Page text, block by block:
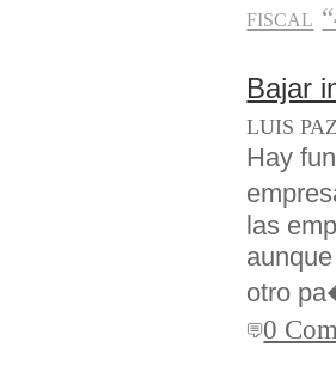
fiscal
Bajar
LUIS
Hay
las
otro
0